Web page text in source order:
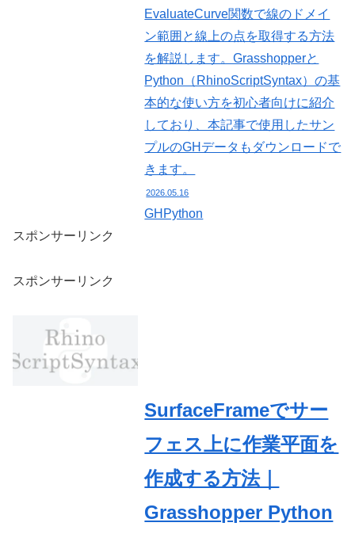
EvaluateCurve関数で線のドメイ
ン範囲と線上の点を取得する方法
を解説します。Grasshopperと
Python（RhinoScriptSyntax）の基
本的な使い方を初心者向けに紹介
しており、本記事で使用したサン
プルのGHデータもダウンロードで
きます。
2026.05.16
GHPython
スポンサーリンク
スポンサーリンク
SurfaceFrameでサー
フェス上に作業平面を
作成する方法｜
Grasshopper Python